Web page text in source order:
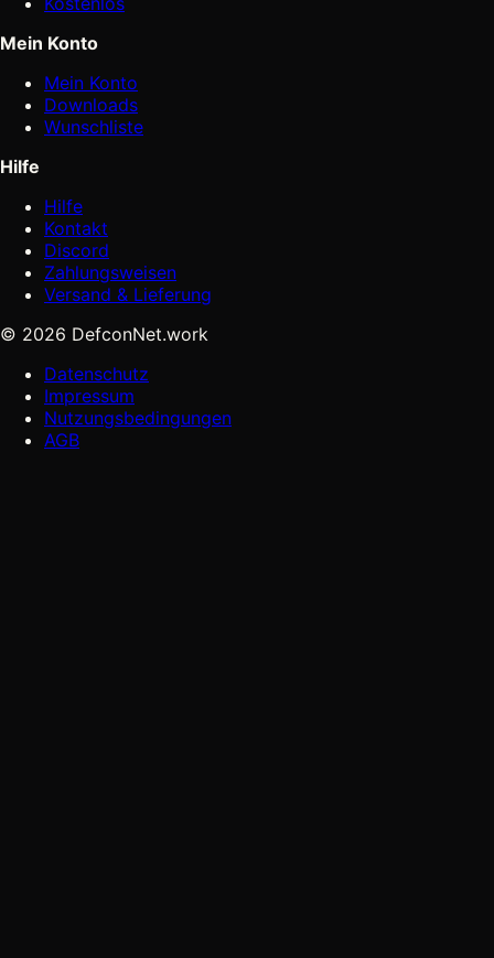
Mein Konto
Mein Konto
Downloads
Wunschliste
Hilfe
Hilfe
Kontakt
Discord
Zahlungsweisen
Versand & Lieferung
© 2026 DefconNet.work
Datenschutz
Impressum
Nutzungsbedingungen
AGB